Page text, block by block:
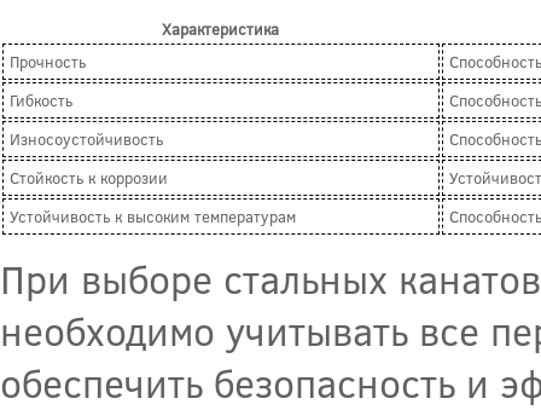
Характеристика
Прочность
Гибкость
Износоустойчивость
Стойкость к коррозии
Устойчивость к высоким температурам
При выборе стальных
необходимо учитывать все
обеспечить безопасность и